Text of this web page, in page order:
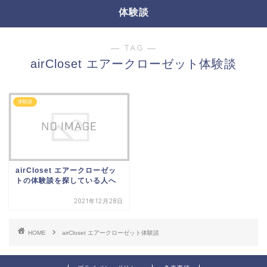
体験談
― TAG ―
airCloset エアークローゼット体験談
体験談
airCloset エアークローゼッ
トの体験談を探している人へ
2021年12月28日
HOME airCloset エアークローゼット体験談